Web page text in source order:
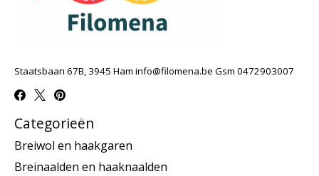
Staatsbaan 67B, 3945 Ham info@filomena.be Gsm 0472903007
Categorieën
Breiwol en haakgaren
Breinaalden en haaknaalden